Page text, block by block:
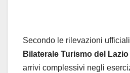
Secondo le rilevazioni
Bilaterale Turismo del
arrivi complessivi negli